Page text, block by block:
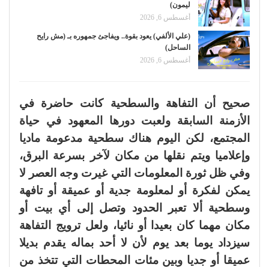
ليمون)
أغسطس 6, 2026
(علي الألفي) يعود بقوة.. ويفاجئ جمهوره بـ (مش رايح
الساحل)
أغسطس 6, 2026
صحيح أن التفاهة والسطحية كانت حاضرة في
الأزمنة السابقة ولعبت دورها المعهود في حياة
المجتمع، لكن اليوم هناك سطحية مدعومة ماديا
وإعلاميا ويتم نقلها من مكان لآخر بسرعة البرق،
وفي ظل ثورة المعلومات التي غيرت وجه العصر لا
يمكن لفكرة أو لمعلومة جدية أو عميقة أو تافهة
وسطحية ألا تعبر الحدود وتصل إلى أي بيت أو
مكان مهما كان بعيدا أو نائيا، ولعل ترويج التفاهة
سيزداد يوما بعد يوم لأن لا أحد بماله يقدم بديلا
عميقا أو جديا وبين مئات المحطات التي تتخذ من